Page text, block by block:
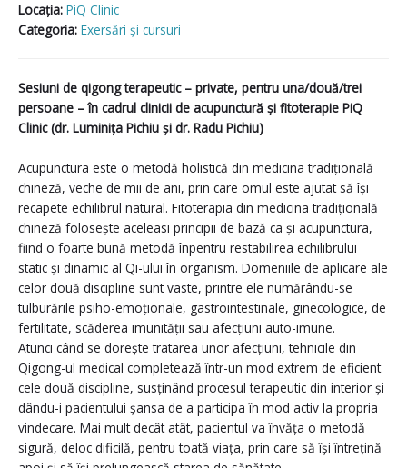
Locaţia: PiQ Clinic
Categoria: Exersări și cursuri
Sesiuni de qigong terapeutic – private, pentru una/două/trei
persoane – în cadrul clinicii de acupunctură și fitoterapie PiQ
Clinic (dr. Luminița Pichiu și dr. Radu Pichiu)
Acupunctura este o metodă holistică din medicina tradițională
chineză, veche de mii de ani, prin care omul este ajutat să își
recapete echilibrul natural. Fitoterapia din medicina tradițională
chineză folosește aceleasi principii de bază ca și acupunctura,
fiind o foarte bună metodă înpentru restabilirea echilibrului
static și dinamic al Qi-ului în organism. Domeniile de aplicare ale
celor două discipline sunt vaste, printre ele numărându-se
tulburările psiho-emoționale, gastrointestinale, ginecologice, de
fertilitate, scăderea imunității sau afecțiuni auto-imune.
Atunci când se dorește tratarea unor afecțiuni, tehnicile din
Qigong-ul medical completează într-un mod extrem de eficient
cele două discipline, susținând procesul terapeutic din interior și
dându-i pacientului șansa de a participa în mod activ la propria
vindecare. Mai mult decât atât, pacientul va învăța o metodă
sigură, deloc dificilă, pentru toată viața, prin care să își întrețină